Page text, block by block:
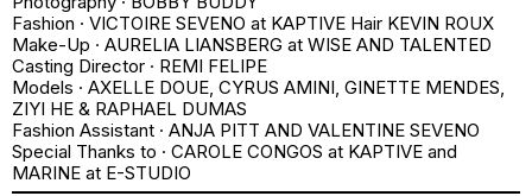
Fashion · VICTOIRE SEVENO at KAPTIVE Hair KEVIN ROUX
Make-Up · AURELIA LIANSBERG at WISE AND TALENTED
Casting Director · REMI FELIPE
Models · AXELLE DOUE, CYRUS AMINI, GINETTE MENDES,
ZIYI HE & RAPHAEL DUMAS
Fashion Assistant · ANJA PITT AND VALENTINE SEVENO
Special Thanks to · CAROLE CONGOS at KAPTIVE and
MARINE at E-STUDIO